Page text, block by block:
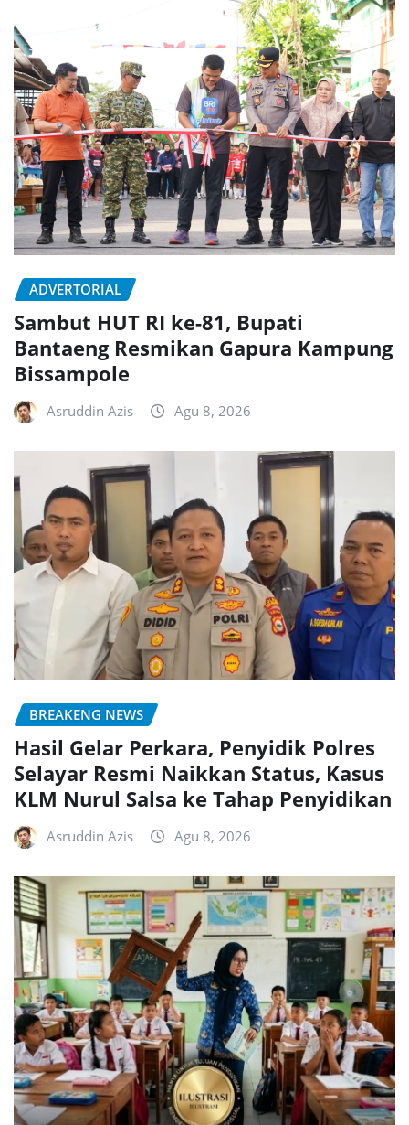
ADVERTORIAL
Sambut HUT RI ke-81, Bupati
Bantaeng Resmikan Gapura Kampung
Bissampole
Asruddin Azis Agu 8, 2026
BREAKENG NEWS
Hasil Gelar Perkara, Penyidik Polres
Selayar Resmi Naikkan Status, Kasus
KLM Nurul Salsa ke Tahap Penyidikan
Asruddin Azis Agu 8, 2026